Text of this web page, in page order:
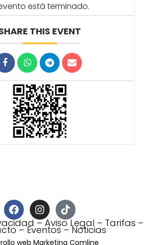
está terminado.
THIS EVENT
–Aviso Legal – Tarifas –
–Eventos–Noticias
web Marketing Comline